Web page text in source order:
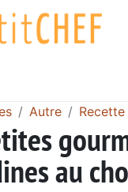
Autre
au